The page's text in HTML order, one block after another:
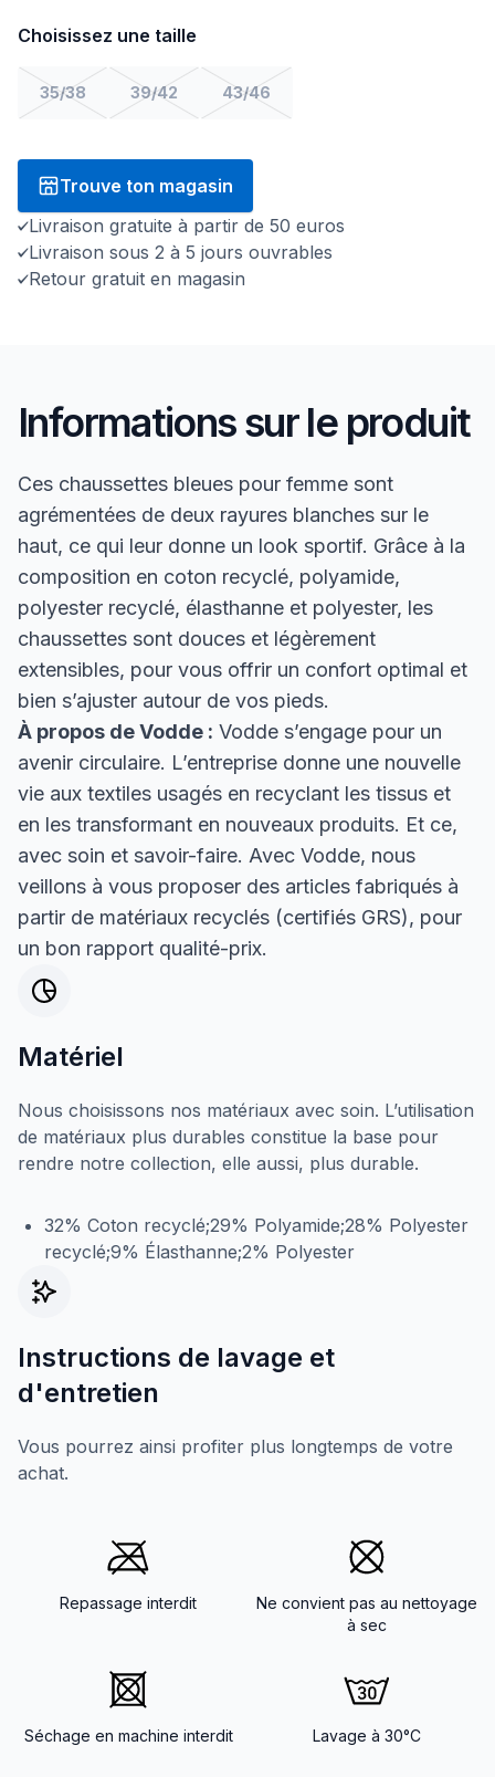
Choisissez une taille
35/38 39/42 43/46
Trouve ton magasin
Livraison gratuite à partir de 50 euros
Livraison sous 2 à 5 jours ouvrables
Retour gratuit en magasin
Informations sur le produit
Ces chaussettes bleues pour femme sont
agrémentées de deux rayures blanches sur le
haut, ce qui leur donne un look sportif. Grâce à la
composition en coton recyclé, polyamide,
polyester recyclé, élasthanne et polyester, les
chaussettes sont douces et légèrement
extensibles, pour vous offrir un confort optimal et
bien s’ajuster autour de vos pieds.
À propos de Vodde : Vodde s’engage pour un
avenir circulaire. L’entreprise donne une nouvelle
vie aux textiles usagés en recyclant les tissus et
en les transformant en nouveaux produits. Et ce,
avec soin et savoir-faire. Avec Vodde, nous
veillons à vous proposer des articles fabriqués à
partir de matériaux recyclés (certifiés GRS), pour
un bon rapport qualité-prix.
Matériel
Nous choisissons nos matériaux avec soin. L’utilisation
de matériaux plus durables constitue la base pour
rendre notre collection, elle aussi, plus durable.
32% Coton recyclé;29% Polyamide;28% Polyester
recyclé;9% Élasthanne;2% Polyester
Instructions de lavage et
d'entretien
Vous pourrez ainsi profiter plus longtemps de votre
achat.
Repassage interdit
Ne convient pas au nettoyage
à sec
Séchage en machine interdit Lavage à 30°C